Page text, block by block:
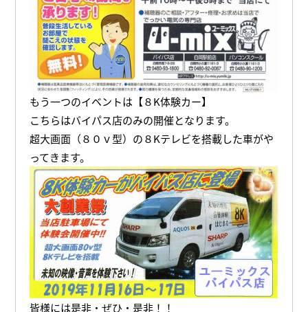
もう一つのイベントは【８K体験カー】
こちらはバイパス店のみの開催となります。
超大画面（８０ｖ型）の８Kテレビを搭載した車がや
ってきます。
皆様には是非・ぜひ・是非！！